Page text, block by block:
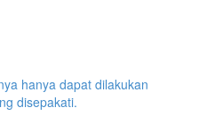
hanya dapat dilakukan
disepakati.